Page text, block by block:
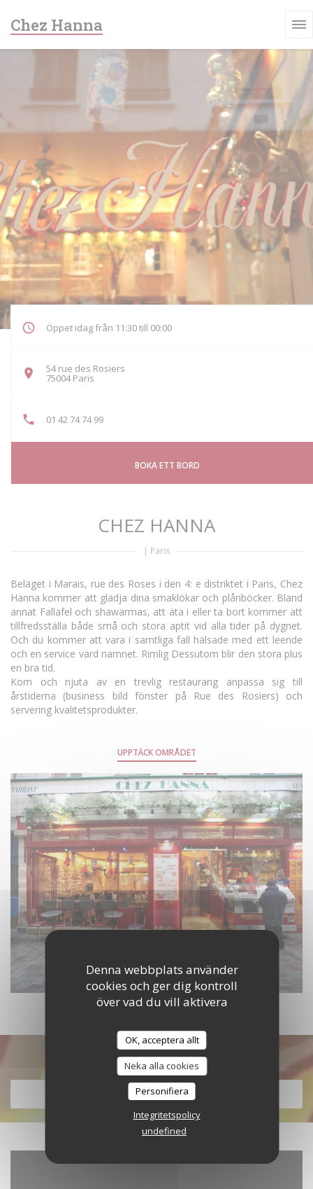
Denna webbplats använder
cookies och ger dig kontroll
över vad du vill aktivera
OK, acceptera allt
Neka alla cookies
Personifiera
Integritetspolicy
undefined
Chez Hanna
Öppet idag från 11:30 till 00:00
54 rue des Rosiers
75004 Paris
01 42 74 74 99
BOKA ETT BORD
CHEZ HANNA
| Paris
Beläget i Marais, rue des Roses i den 4: e distriktet i Paris, Chez
Hanna kommer att glädja dina smaklökar och plånböcker. Bland
annat Fallafel och shawarmas, att äta i eller ta bort kommer att
tillfredsställa både små och stora aptit vid alla tider på dygnet.
Och du kommer att vara i samtliga fall hälsade med ett leende
och en service värd namnet. Rimlig Dessutom blir den stora plus
en bra tid.
Kom och njuta av en trevlig restaurang anpassa sig till
årstiderna (business bild fönster på Rue des Rosiers) och
servering kvalitetsprodukter.
UPPTÄCK OMRÅDET
Upptäck vår meny
UPPTÄCK VÅR MENY